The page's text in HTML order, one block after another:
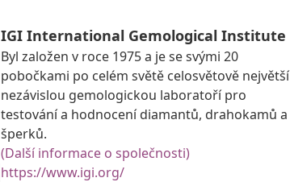
IGI International Gemological Institute
Byl založen v roce 1975 a je se svými 20
pobočkami po celém světě celosvětově největší
nezávislou gemologickou laboratoří pro
testování a hodnocení diamantů, drahokamů a
šperků.
(Další informace o společnosti)
https://www.igi.org/